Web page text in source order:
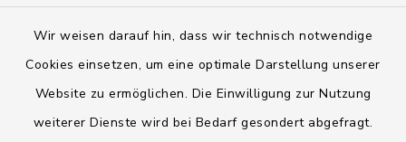
Wir weisen darauf hin, dass wir technisch notwendige
Cookies einsetzen, um eine optimale Darstellung unserer
Website zu ermöglichen. Die Einwilligung zur Nutzung
weiterer Dienste wird bei Bedarf gesondert abgefragt.
Barrierefreiheit
Impressum